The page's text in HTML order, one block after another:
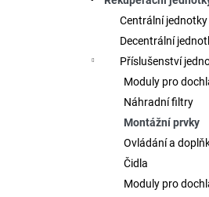
Centrální jednotky
Decentrální
Příslušenství
Moduly pro
Náhradní filtry
Montážní prvky
Ovládání a
Čidla
Moduly pro